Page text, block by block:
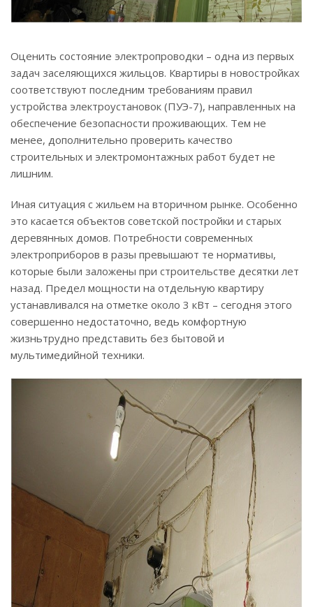
Оценить состояние электропроводки – одна из первых
задач заселяющихся жильцов. Квартиры в новостройках
соответствуют последним требованиям правил
устройства электроустановок (ПУЭ-7), направленных на
обеспечение безопасности проживающих. Тем не
менее, дополнительно проверить качество
строительных и электромонтажных работ будет не
лишним.
Иная ситуация с жильем на вторичном рынке. Особенно
это касается объектов советской постройки и старых
деревянных домов. Потребности современных
электроприборов в разы превышают те нормативы,
которые были заложены при строительстве десятки лет
назад. Предел мощности на отдельную квартиру
устанавливался на отметке около 3 кВт – сегодня этого
совершенно недостаточно, ведь комфортную
жизньтрудно представить без бытовой и
мультимедийной техники.